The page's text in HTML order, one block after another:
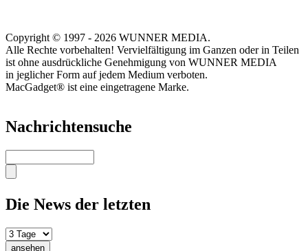
Copyright © 1997 - 2026 WUNNER MEDIA.
Alle Rechte vorbehalten! Vervielfältigung im Ganzen oder in Teilen
ist ohne ausdrückliche Genehmigung von WUNNER MEDIA
in jeglicher Form auf jedem Medium verboten.
MacGadget® ist eine eingetragene Marke.
Nachrichtensuche
Die News der letzten